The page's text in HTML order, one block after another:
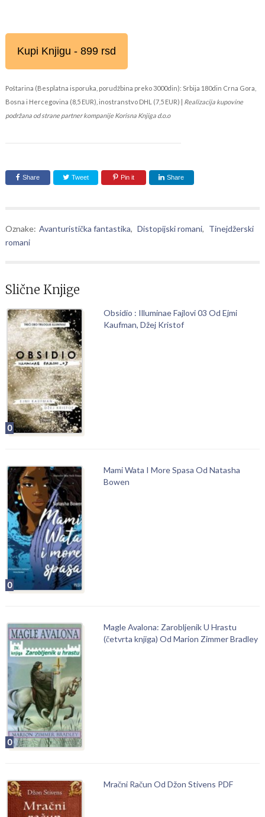
Kupi Knjigu - 899 rsd
Poštarina (Besplatna isporuka, porudžbina preko 3000din): Srbija 180din Crna Gora,
Bosna i Hercegovina (8,5 EUR), inostranstvo DHL (7,5 EUR) | Realizacija kupovine
podržana od strane partner kompanije Korisna Knjiga d.o.o
Share Tweet Pin it Share
Oznake: Avanturistička fantastika, Distopijski romani, Tinejdžerski
romani
Slične Knjige
0
Obsidio : Illuminae Fajlovi 03 Od Ejmi
Kaufman, Džej Kristof
0
Mami Wata I More Spasa Od Natasha
Bowen
0
Magle Avalona: Zarobljenik U Hrastu
(četvrta knjiga) Od Marion Zimmer Bradley
Mračni Račun Od Džon Stivens PDF